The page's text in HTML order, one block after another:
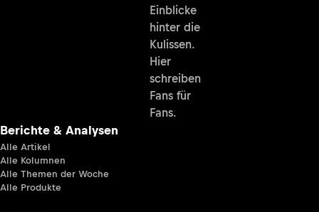
Einblicke
hinter die
Kulissen.
Hier
schreiben
Fans für
Fans.
Berichte & Analysen
Alle Artikel
Alle Kolumnen
Alle Themen der Woche
Alle Produkte